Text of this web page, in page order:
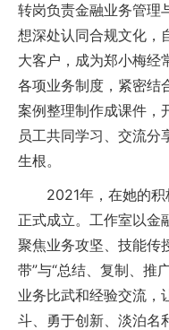
转岗负责金融业务管理
想深处认同合规文化，
大客户，成为郑小梅经
各项业务制度，紧密结
案例整理制作成课件，
员工共同学习、交流分
生根。
2021年，在她的积
正式成立。工作室以金
聚焦业务攻坚、技能传
带”与“总结、复制、推
业务比武和经验交流，
斗、勇于创新、淡泊名